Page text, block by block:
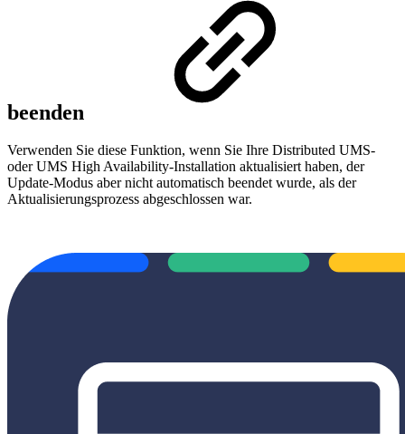
beenden
Verwenden Sie diese Funktion, wenn Sie Ihre Distributed UMS-
oder UMS High Availability-Installation aktualisiert haben, der
Update-Modus aber nicht automatisch beendet wurde, als der
Aktualisierungsprozess abgeschlossen war.